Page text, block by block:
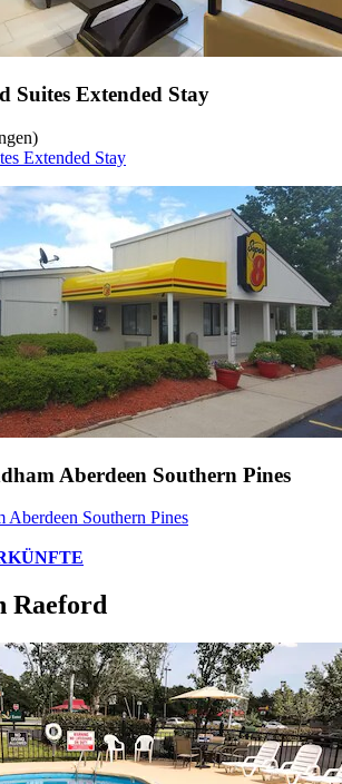
Suites Extended Stay
Extended Stay
Aberdeen Southern Pines
Aberdeen Southern Pines
Raeford